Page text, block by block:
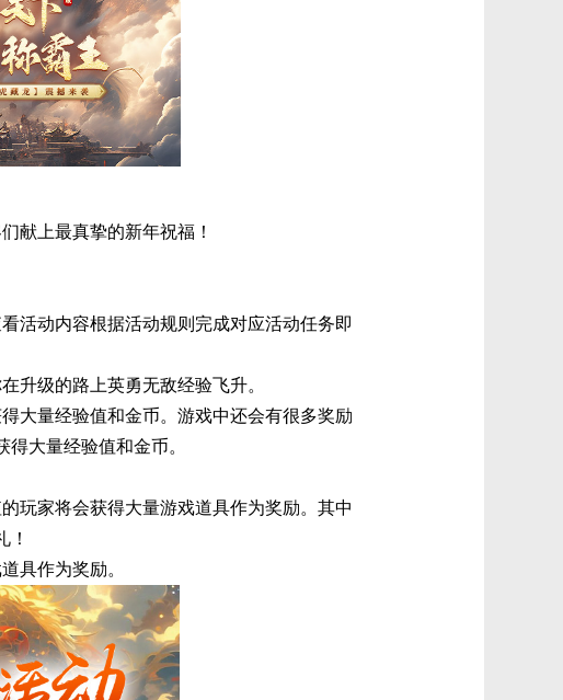
献上最真挚的新年祝福！
活动内容根据活动规则完成对应活动任务即
升级的路上英勇无敌经验飞升。
大量经验值和金币。游戏中还会有很多奖励
大量经验值和金币。
玩家将会获得大量游戏道具作为奖励。其中
！
具作为奖励。